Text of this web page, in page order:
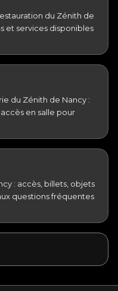
du Zénith de
et services disponibles
du Zénith de Nancy :
en salle pour
: accès, billets, objets
questions fréquentes